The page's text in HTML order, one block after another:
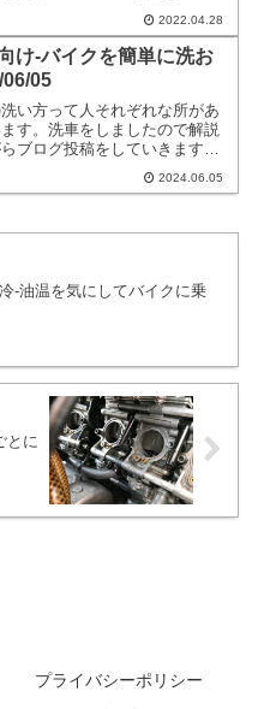
。CBX1000の後期型のカウル付
隙間があります。ドカティの
は隙間が無茶苦茶あります。
わざと隙間があるのか？
2022.04.28
け-バイクを簡単に洗お
06/05
い方って人それぞれな所があ
す。洗車をしましたので解説
ブログ投稿をしていきます。
が対象です。細かな所を繊細に
2024.06.05
-油温を気にしてバイクに乗
とに
プライバシーポリシー